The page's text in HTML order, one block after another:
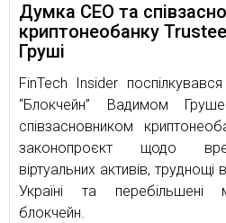
Думка CEO та
криптонеобанку
Груші
FinTech Insider
“Блокчейн” Вадимом
співзасновником
законопроєкт щодо
віртуальних активів,
Україні та перебільшені
блокчейн.